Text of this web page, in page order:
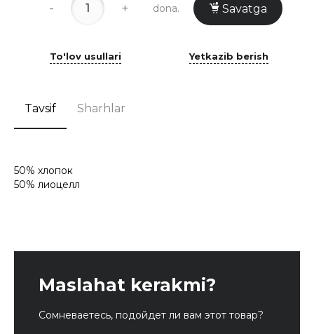
- + dona. Savatga
To'lov usullari Yetkazib berish
Tavsif Sharhlar
50% хлопок
50% лиоцелл
Maslahat kerakmi?
Сомневаетесь, подойдет ли вам этот товар?